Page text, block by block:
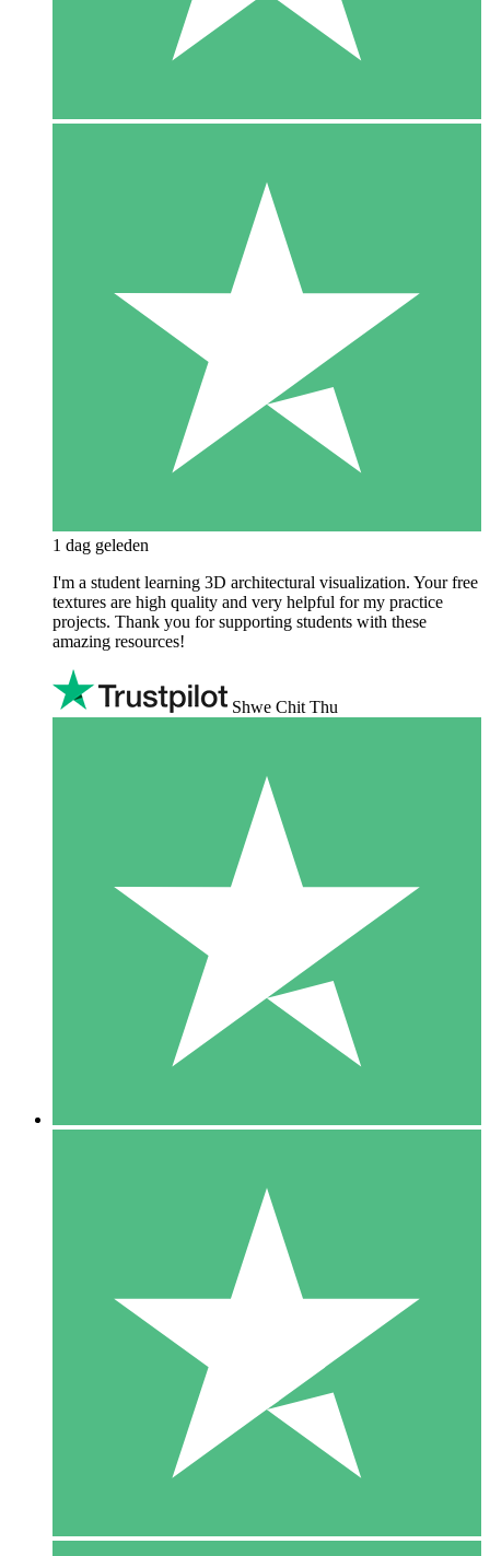
1 dag geleden
I'm a student learning 3D architectural visualization. Your free
textures are high quality and very helpful for my practice
projects. Thank you for supporting students with these
amazing resources!
Shwe Chit Thu